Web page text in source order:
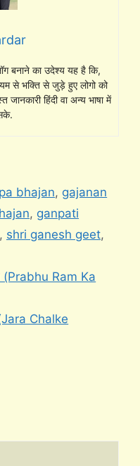
बनाने का उदेश्य यह है कि,
से भक्ति से जुड़े हुए लोगो को
हिंदी वा अन्य भाषा में
bhajan, gajanan
, ganpati
, shri ganesh geet,
(Prabhu Ram Ka
Chalke